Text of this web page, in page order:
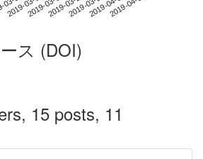
ス (DOI)
15 posts, 11